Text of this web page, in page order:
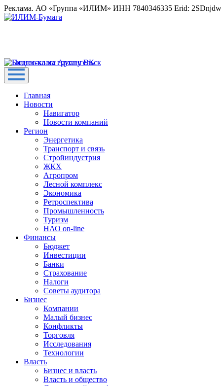
Реклама. АО «Группа «ИЛИМ» ИНН 7840346335 Erid:
Главная
Новости
Навигатор
Новости компаний
Регион
Энергетика
Транспорт и связь
Стройиндустрия
ЖКХ
Агропром
Лесной комплекс
Экономика
Ретроспектива
Промышленность
Туризм
НАО on-line
Финансы
Бюджет
Инвестиции
Банки
Страхование
Налоги
Советы аудитора
Бизнес
Компании
Малый бизнес
Конфликты
Торговля
Исследования
Технологии
Власть
Бизнес и власть
Власть и общество